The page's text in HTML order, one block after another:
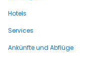
Hotels
Services
Ankünfte und Abflüge